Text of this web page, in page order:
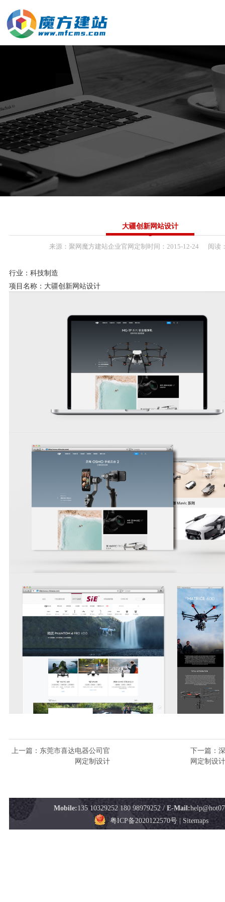
标识标志设计
网站与新媒体
课件\创意视频
响应式官网定制
加工、设备制造
培训、代理服务
设计、品牌营销
美妆、服装配饰
快消、养生大健康
资讯中心
平面概论
前沿资讯
热点关注
推广策略
加入启莱
学习与发展
服务流程与合作方式
我们的核心能力
红网互联
大疆创新网站设计
来源： 聚网魔方建站企业官网定制 时间： 2015-12-24 阅读
行业：科技制造
项目名称：大疆创新网站设计
上一篇 ：东莞市喜达电器公司官
网定制设计
下一篇 ：
网定制设计
Mobile:135 10329252 180 98979252 / E-Mail:
粤ICP备2020122570号| Sitemaps